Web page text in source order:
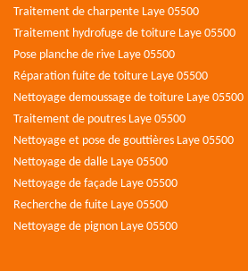
Traitement de charpente Laye 05500
Traitement hydrofuge de toiture Laye 05500
Pose planche de rive Laye 05500
Réparation fuite de toiture Laye 05500
Nettoyage demoussage de toiture Laye 05500
Traitement de poutres Laye 05500
Nettoyage et pose de gouttières Laye 05500
Nettoyage de dalle Laye 05500
Nettoyage de façade Laye 05500
Recherche de fuite Laye 05500
Nettoyage de pignon Laye 05500